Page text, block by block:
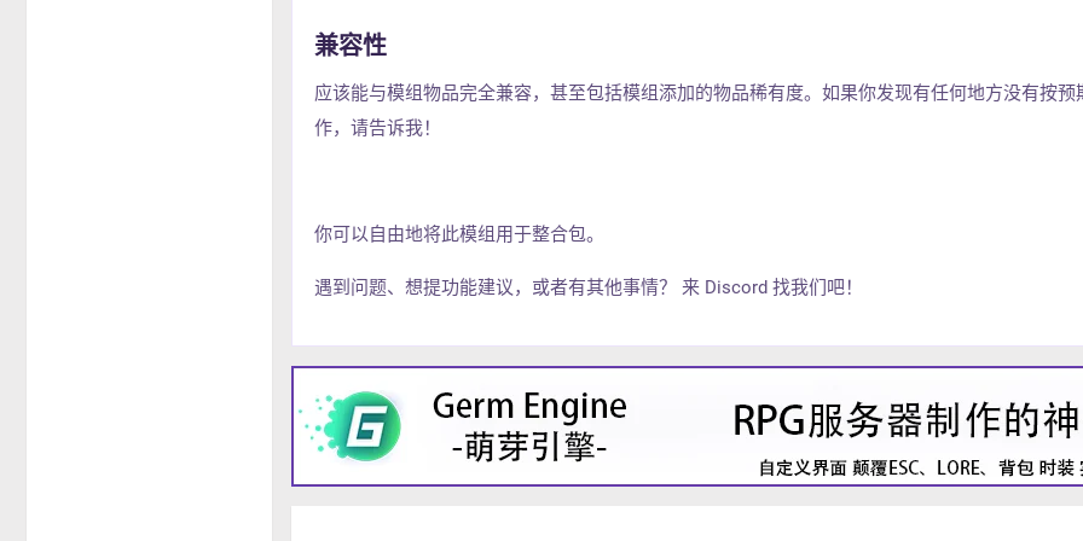
兼容性
应该能与模组物品完全兼容，甚至包括模组添加的物品稀有度。如果你发现有任何地方没有按预
作，请告诉我！
你可以自由地将此模组用于整合包。
遇到问题、想提功能建议，或者有其他事情？ 来 Discord 找我们吧！